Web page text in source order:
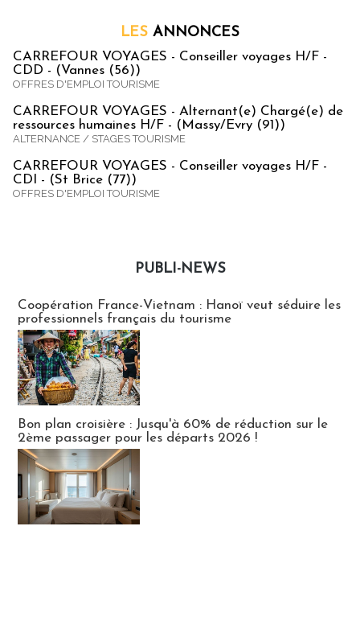
LES ANNONCES
CARREFOUR VOYAGES - Conseiller voyages H/F -
CDD - (Vannes (56))
OFFRES D'EMPLOI TOURISME
CARREFOUR VOYAGES - Alternant(e) Chargé(e) de
ressources humaines H/F - (Massy/Evry (91))
ALTERNANCE / STAGES TOURISME
CARREFOUR VOYAGES - Conseiller voyages H/F -
CDI - (St Brice (77))
OFFRES D'EMPLOI TOURISME
PUBLI-NEWS
Coopération France-Vietnam : Hanoï veut séduire les
professionnels français du tourisme
Bon plan croisière : Jusqu'à 60% de réduction sur le
2ème passager pour les départs 2026 !